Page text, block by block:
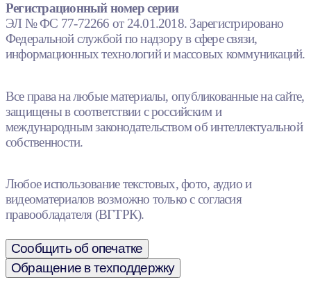
Регистрационный номер серии
ЭЛ № ФС 77-72266 от 24.01.2018. Зарегистрировано
Федеральной службой по надзору в сфере связи,
информационных технологий и массовых коммуникаций.
Все права на любые материалы, опубликованные на сайте,
защищены в соответствии с российским и
международным законодательством об интеллектуальной
собственности.
Любое использование текстовых, фото, аудио и
видеоматериалов возможно только с согласия
правообладателя (ВГТРК).
Сообщить об опечатке
Обращение в техподдержку